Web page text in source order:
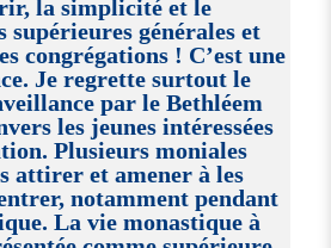
la simplicité et le
supérieures générales et
congrégations ! C’est une
Je regrette surtout le
par le Bethléem
les jeunes intéressées
Plusieurs moniales
attirer et amener à les
notamment pendant
La vie monastique à